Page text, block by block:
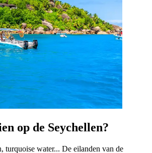
op de Seychellen?
turquoise water... De eilanden van de